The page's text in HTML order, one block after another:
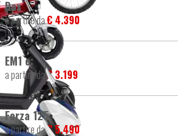
Dax
a partire da€ 4.390
EM1 e:
a partire da€ 3.199
Forza 125
a partire da€ 5.490